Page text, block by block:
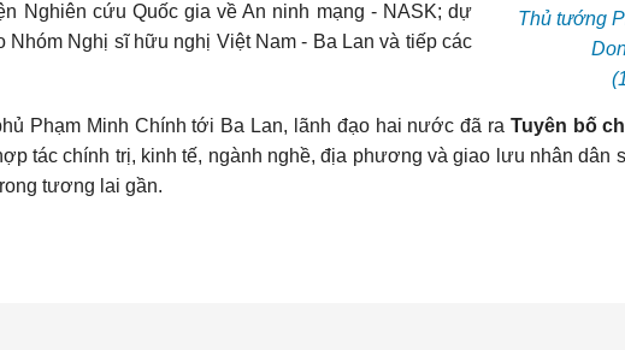
Thủ tướng
Nghiên cứu Quốc gia về An ninh mạng - NASK; dự
Nghị sĩ hữu nghị Việt Nam - Ba Lan và tiếp các
Phạm Minh Chính tới Ba Lan, lãnh đạo hai nước đã ra Tuyên bố
tác chính trị, kinh tế, ngành nghề, địa phương và giao lưu nhân
tương lai gần.